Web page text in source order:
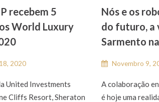
recebem 5
World Luxury
2020
United Investments
Cliffs Resort, Sheraton
Nós e os
do futuro, a
Sarmento
Novembro 9,
A colaboração
é hoje uma